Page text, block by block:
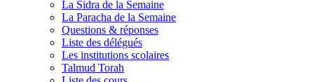
La Sidra de la Semaine
La Paracha de la Semaine
Questions & réponses
Liste des délégués
Les institutions scolaires
Talmud Torah